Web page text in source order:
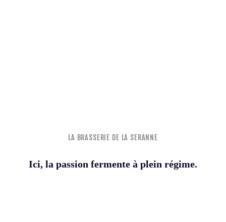
LA BRASSERIE DE LA SERANNE
Ici, la passion fermente à plein régime.